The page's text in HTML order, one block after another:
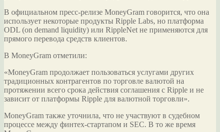
В официальном пресс-релизе MoneyGram говорится, что она
использует некоторые продукты Ripple Labs, но платформа
ODL (on demand liquidity) или RippleNet не применяются для
прямого перевода средств клиентов.
В MoneyGram отметили:
«MoneyGram продолжает пользоваться услугами других
традиционных контрагентов по торговле валютой на
протяжении всего срока действия соглашения с Ripple и не
зависит от платформы Ripple для валютной торговли».
MoneyGram также уточнила, что не участвуют в судебном
процессе между финтех-стартапом и SEC. В то же время